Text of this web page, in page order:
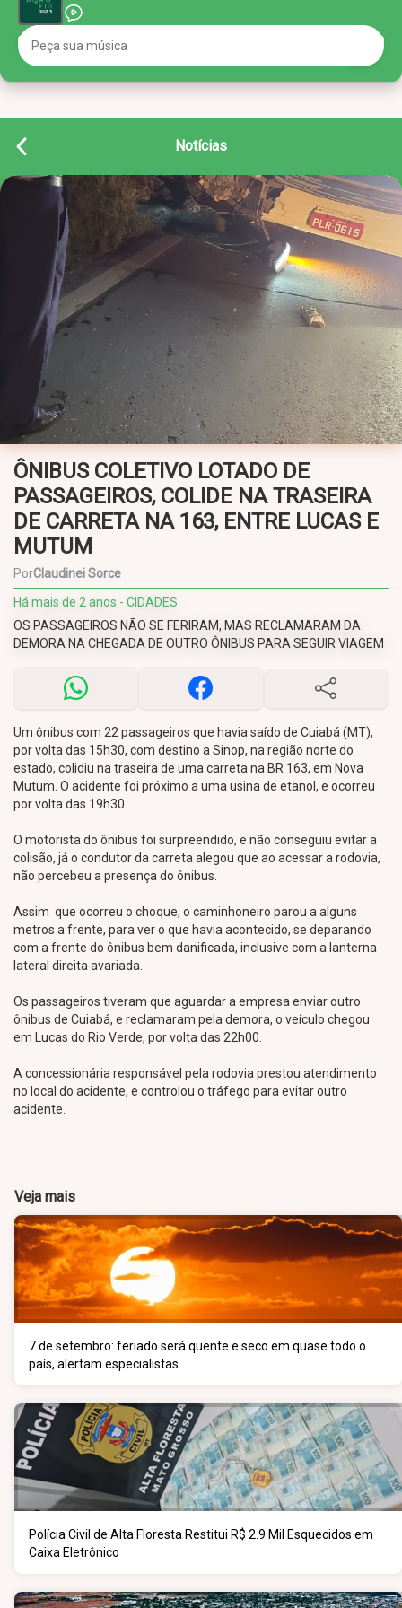
Notícias
ÔNIBUS COLETIVO LOTADO DE
PASSAGEIROS, COLIDE NA TRASEIRA
DE CARRETA NA 163, ENTRE LUCAS E
MUTUM
PorClaudinei Sorce
Há mais de 2 anos - CIDADES
OS PASSAGEIROS NÃO SE FERIRAM, MAS RECLAMARAM DA
DEMORA NA CHEGADA DE OUTRO ÔNIBUS PARA SEGUIR VIAGEM
Um ônibus com 22 passageiros que havia saído de Cuiabá (MT),
por volta das 15h30, com destino a Sinop, na região norte do
estado, colidiu na traseira de uma carreta na BR 163, em Nova
Mutum. O acidente foi próximo a uma usina de etanol, e ocorreu
por volta das 19h30.
O motorista do ônibus foi surpreendido, e não conseguiu evitar a
colisão, já o condutor da carreta alegou que ao acessar a rodovia,
não percebeu a presença do ônibus.
Assim que ocorreu o choque, o caminhoneiro parou a alguns
metros a frente, para ver o que havia acontecido, se deparando
com a frente do ônibus bem danificada, inclusive com a lanterna
lateral direita avariada.
Os passageiros tiveram que aguardar a empresa enviar outro
ônibus de Cuiabá, e reclamaram pela demora, o veículo chegou
em Lucas do Rio Verde, por volta das 22h00.
A concessionária responsável pela rodovia prestou atendimento
no local do acidente, e controlou o tráfego para evitar outro
acidente.
Veja mais
7 de setembro: feriado será quente e seco em quase todo o
país, alertam especialistas
Polícia Civil de Alta Floresta Restitui R$ 2.9 Mil Esquecidos em
Caixa Eletrônico